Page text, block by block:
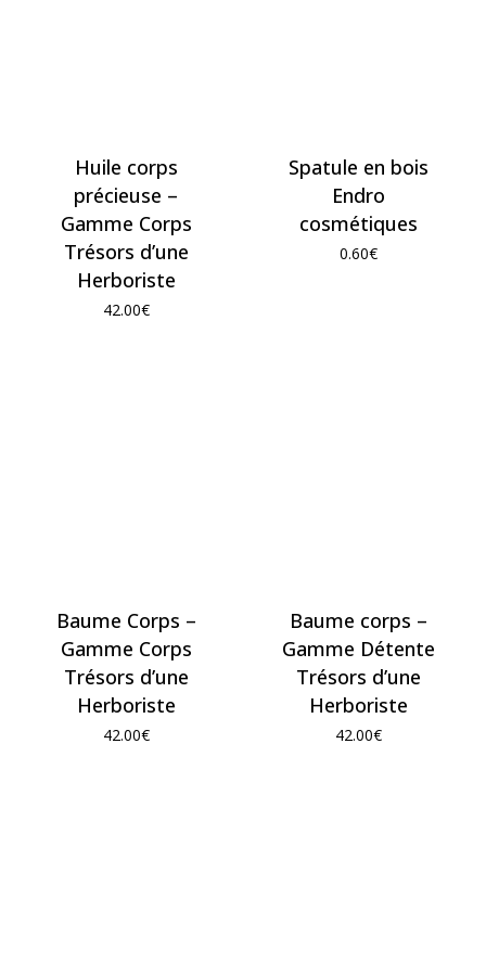
Huile corps
précieuse –
Gamme Corps
Trésors d’une
Herboriste
42.00€
Spatule en bois
Endro
cosmétiques
0.60€
Baume Corps –
Gamme Corps
Trésors d’une
Herboriste
42.00€
Baume corps –
Gamme Détente
Trésors d’une
Herboriste
42.00€